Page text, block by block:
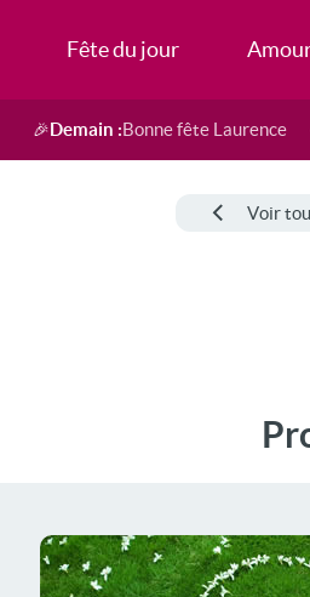
Fête du jour
🎉Demain :Bonne fête Laurence
Voir